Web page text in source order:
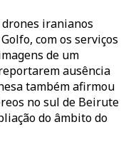
iranianos
com os serviços
de um
ausência
também afirmou
no sul de Beirute
do âmbito do